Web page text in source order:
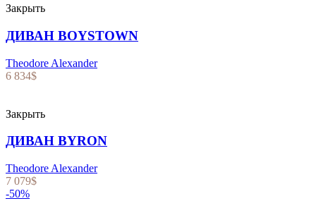
Закрыть
ДИВАН BOYSTOWN
Theodore Alexander
6 834$
Закрыть
ДИВАН BYRON
Theodore Alexander
7 079$
-50%